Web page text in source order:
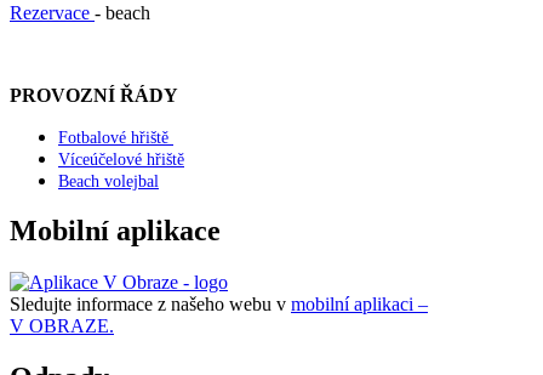
Rezervace - beach
PROVOZNÍ ŘÁDY
Fotbalové hřiště
Víceúčelové hřiště
Beach volejbal
Mobilní aplikace
Sledujte informace z našeho webu v mobilní aplikaci –
V OBRAZE.